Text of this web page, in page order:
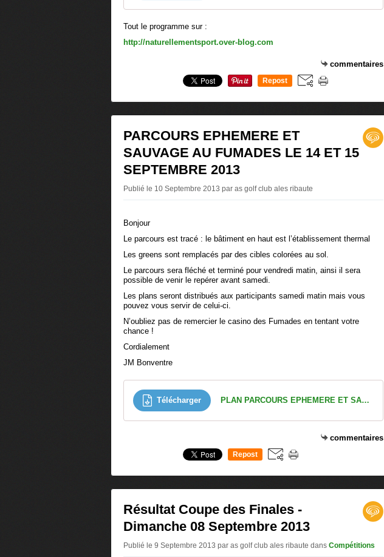
Tout le programme sur :
http://naturellementsport.over-blog.com
commentaires
Repost
PARCOURS EPHEMERE ET
SAUVAGE AU FUMADES LE 14 ET 15
SEPTEMBRE 2013
Publié le 10 Septembre 2013 par as golf club ales ribaute
Bonjour
Le parcours est tracé : le bâtiment en haut est l’établissement thermal
Les greens sont remplacés par des cibles colorées au sol.
Le parcours sera fléché et terminé pour vendredi matin, ainsi il sera
possible de venir le repérer avant samedi.
Les plans seront distribués aux participants samedi matin mais vous
pouvez vous servir de celui-ci.
N’oubliez pas de remercier le casino des Fumades en tentant votre
chance !
Cordialement
JM Bonventre
Télécharger PLAN PARCOURS EPHEMERE ET SAUVAGE DES FUMADES 14 ET 15 SEPTEMBRE 2013
commentaires
Repost
Résultat Coupe des Finales -
Dimanche 08 Septembre 2013
Publié le 9 Septembre 2013 par as golf club ales ribaute dans Compétitions